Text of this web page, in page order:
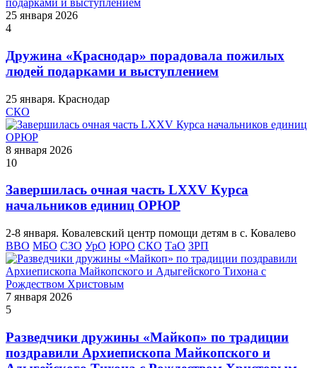
25 января 2026
4
Дружина «Краснодар» порадовала пожилых
людей подарками и выступлением
25 января. Краснодар
СКО
8 января 2026
10
Завершилась очная часть LXXV Курса
начальников единиц ОРЮР
2-8 января. Ковалевский центр помощи детям в с. Ковалево
ВВО МБО СЗО УрО ЮРО СКО ТаО ЗРП
7 января 2026
5
Разведчики дружины «Майкоп» по традиции
поздравили Архиепископа Майкопского и